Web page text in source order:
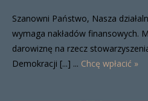
Szanowni Państwo, Nasza
wymaga nakładów finansowych.
darowiznę na rzecz
Demokracji [...] ... Chcę wpłacić »